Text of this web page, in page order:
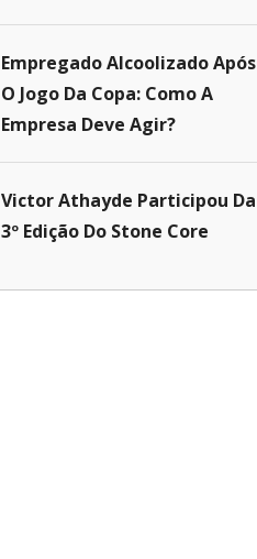
Empregado Alcoolizado Após
O Jogo Da Copa: Como A
Empresa Deve Agir?
Victor Athayde Participou Da
3º Edição Do Stone Core